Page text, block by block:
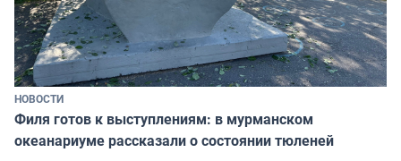
НОВОСТИ
Филя готов к выступлениям: в мурманском
океанариуме рассказали о состоянии тюленей